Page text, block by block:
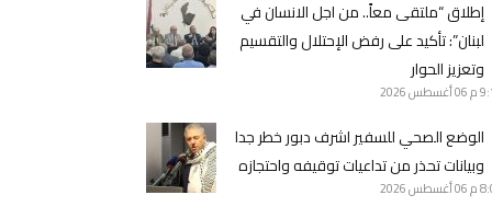
إطلاق “ملتقى معاً.. من اجل الانسان في
لبنان”: تأكيد على رفض الإحتلال والتقسيم
وتعزيز الحوار
م 06 أغسطس 2026
الوضع الصحي للسفير اشرف دبور خطر جدا
وبيانات تحذر من تداعيات توقيفه واحتجازه
م 06 أغسطس 2026